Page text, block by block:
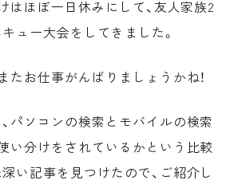
けはほぼ一日休みにして、友人家族2
ュー大会をしてきました。
たお仕事がんばりましょうかね！
パソコンの検索とモバイルの検索
い分けをされているかという比較
い記事を見つけたので、ご紹介し